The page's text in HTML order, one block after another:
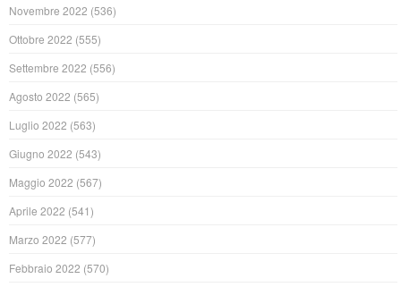
Novembre 2022 (536)
Ottobre 2022 (555)
Settembre 2022 (556)
Agosto 2022 (565)
Luglio 2022 (563)
Giugno 2022 (543)
Maggio 2022 (567)
Aprile 2022 (541)
Marzo 2022 (577)
Febbraio 2022 (570)